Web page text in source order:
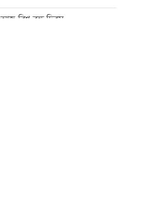
আজ বিশ্ব বন্ধু দিবস